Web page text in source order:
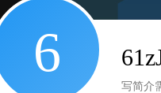
6
写简介